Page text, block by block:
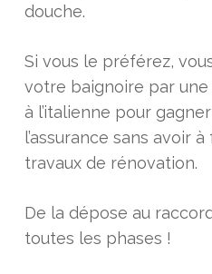
douche.
Si vous le préférez,
votre baignoire par
à l’italienne pour
l’assurance sans avoir
travaux de rénovation.
De la dépose au
toutes les phases !